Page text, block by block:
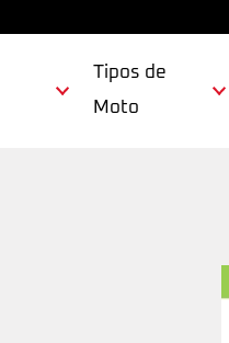
Tipos de
Moto